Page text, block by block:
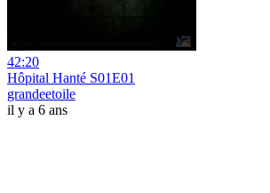
42:20
Hôpital Hanté S01E01
grandeetoile
il y a 6 ans